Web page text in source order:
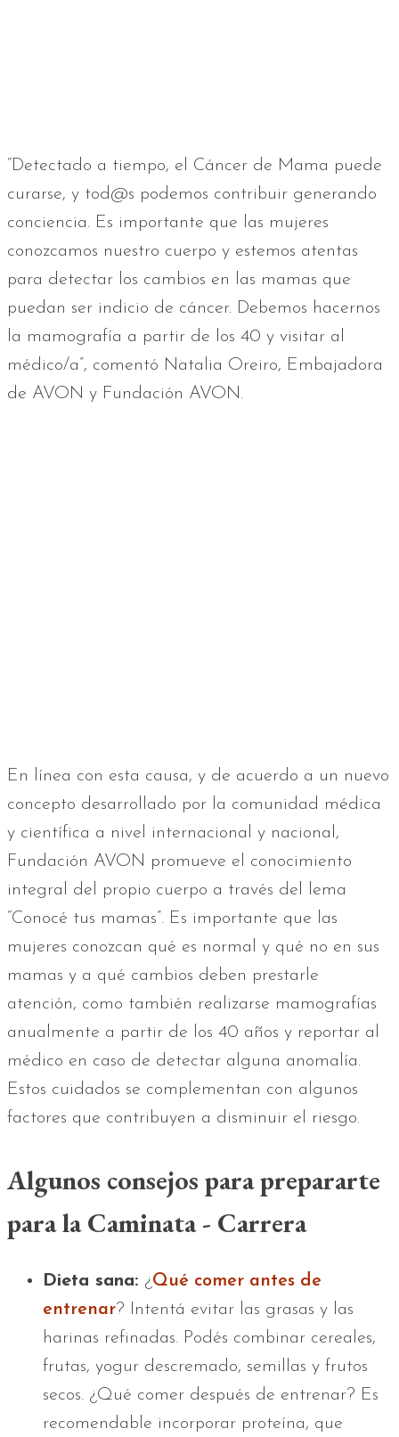
“Detectado a tiempo, el Cáncer de Mama puede
curarse, y tod@s podemos contribuir generando
conciencia. Es importante que las mujeres
conozcamos nuestro cuerpo y estemos atentas
para detectar los cambios en las mamas que
puedan ser indicio de cáncer. Debemos hacernos
la mamografía a partir de los 40 y visitar al
médico/a”, comentó Natalia Oreiro, Embajadora
de AVON y Fundación AVON.
En línea con esta causa, y de acuerdo a un nuevo
concepto desarrollado por la comunidad médica
y científica a nivel internacional y nacional,
Fundación AVON promueve el conocimiento
integral del propio cuerpo a través del lema
“Conocé tus mamas”. Es importante que las
mujeres conozcan qué es normal y qué no en sus
mamas y a qué cambios deben prestarle
atención, como también realizarse mamografías
anualmente a partir de los 40 años y reportar al
médico en caso de detectar alguna anomalía.
Estos cuidados se complementan con algunos
factores que contribuyen a disminuir el riesgo.
Algunos consejos para prepararte
para la Caminata - Carrera
Dieta sana: ¿ Qué comer antes de
entrenar? Intentá evitar las grasas y las
harinas refinadas. Podés combinar cereales,
frutas, yogur descremado, semillas y frutos
secos. ¿Qué comer después de entrenar? Es
recomendable incorporar proteína, que